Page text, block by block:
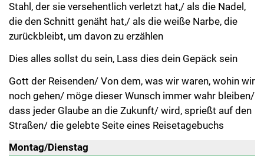
Stahl, der sie versehentlich verletzt hat,/ als die Nadel,
die den Schnitt genäht hat,/ als die weiße Narbe, die
zurückbleibt, um davon zu erzählen
Dies alles sollst du sein, Lass dies dein Gepäck sein
Gott der Reisenden/ Von dem, was wir waren, wohin wir
noch gehen/ möge dieser Wunsch immer wahr bleiben/
dass jeder Glaube an die Zukunft/ wird, sprießt auf den
Straßen/ die gelebte Seite eines Reisetagebuchs
Montag/Dienstag